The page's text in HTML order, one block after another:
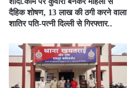
दैहिक शोषण, 13 लाख की ठगी करने वाला
शातिर पति-पत्नी दिल्ली से गिरफ्तार..